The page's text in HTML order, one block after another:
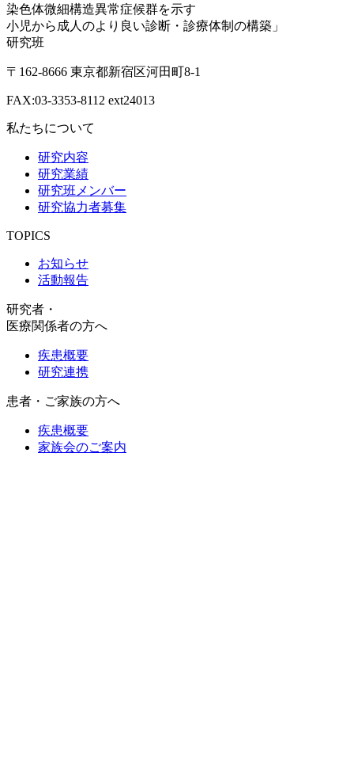
染色体微細構造異常症候群を示す
小児から成人のより良い診断・診療体制の構築」
研究班
〒162-8666 東京都新宿区河田町8-1
FAX:03-3353-8112 ext24013
私たちについて
研究内容
研究業績
研究班メンバー
研究協力者募集
TOPICS
お知らせ
活動報告
研究者・
医療関係者の方へ
疾患概要
研究連携
患者・ご家族の方へ
疾患概要
家族会のご案内